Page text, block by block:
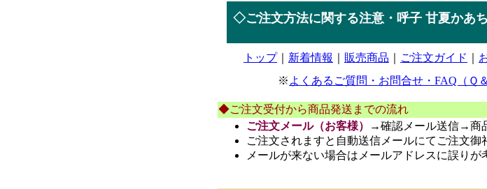
◇ご注文方法に関する注意・呼子 甘夏かあ
トップ｜ 新着情報 販売商品 ご注文ガイド
※ よくあるご質問・お問合せ・FAQ（Ｑ
◆ご注文受付から商品発送までの流れ
ご注文メール（お客様）
→確認メール送信→商
ご注文されますと自動送信メールにてご注文御
メールが来ない場合はメールアドレスに誤りが